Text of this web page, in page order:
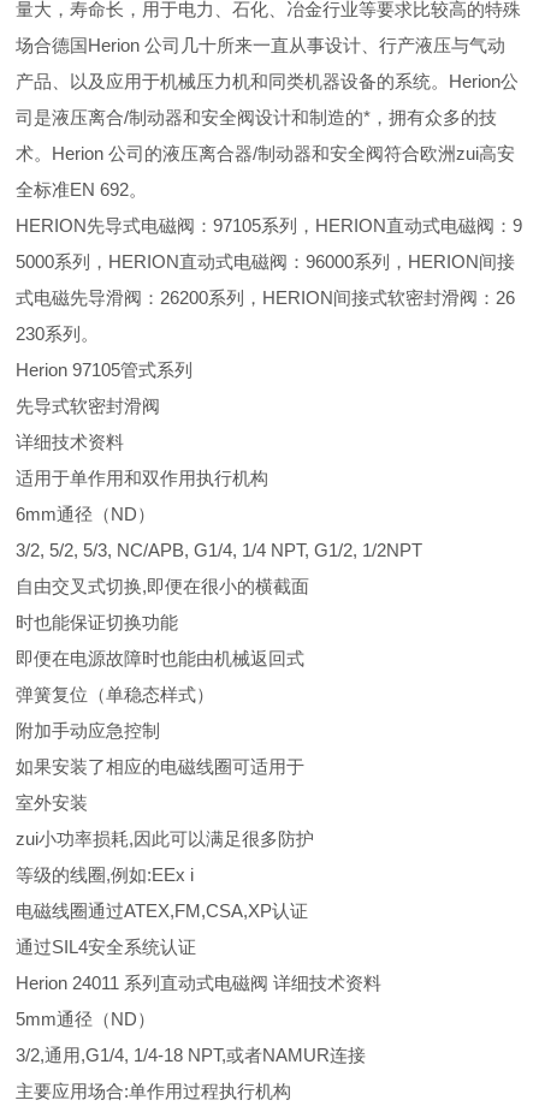
量大，寿命长，用于电力、石化、冶金行业等要求比较高的特殊
场合德国Herion 公司几十所来一直从事设计、行产液压与气动
产品、以及应用于机械压力机和同类机器设备的系统。Herion公
司是液压离合/制动器和安全阀设计和制造的*，拥有众多的技
术。Herion 公司的液压离合器/制动器和安全阀符合欧洲zui高安
全标准EN 692。
HERION先导式电磁阀：97105系列，HERION直动式电磁阀：9
5000系列，HERION直动式电磁阀：96000系列，HERION间接
式电磁先导滑阀：26200系列，HERION间接式软密封滑阀：26
230系列。
Herion 97105管式系列
先导式软密封滑阀
详细技术资料
适用于单作用和双作用执行机构
6mm通径（ND）
3/2, 5/2, 5/3, NC/APB, G1/4, 1/4 NPT, G1/2, 1/2NPT
自由交叉式切换,即便在很小的横截面
时也能保证切换功能
即便在电源故障时也能由机械返回式
弹簧复位（单稳态样式）
附加手动应急控制
如果安装了相应的电磁线圈可适用于
室外安装
zui小功率损耗,因此可以满足很多防护
等级的线圈,例如:EEx i
电磁线圈通过ATEX,FM,CSA,XP认证
通过SIL4安全系统认证
Herion 24011 系列直动式电磁阀 详细技术资料
5mm通径（ND）
3/2,通用,G1/4, 1/4-18 NPT,或者NAMUR连接
主要应用场合:单作用过程执行机构